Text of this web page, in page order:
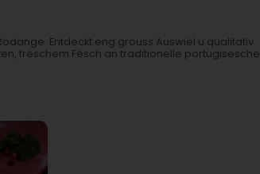
Entdeckt eng grouss Auswiel u qualitativ
frëschem Fësch an traditionelle portugisesche